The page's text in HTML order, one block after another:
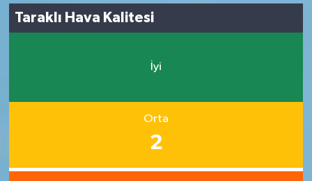
Taraklı Hava Kalitesi
İyi
Orta
2